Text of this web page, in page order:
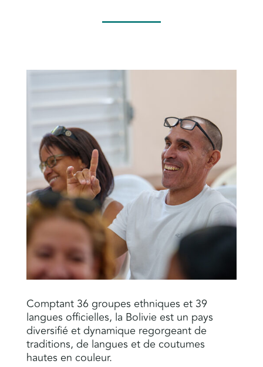
Comptant 36 groupes ethniques et 39
langues officielles, la Bolivie est un pays
diversifié et dynamique regorgeant de
traditions, de langues et de coutumes
hautes en couleur.